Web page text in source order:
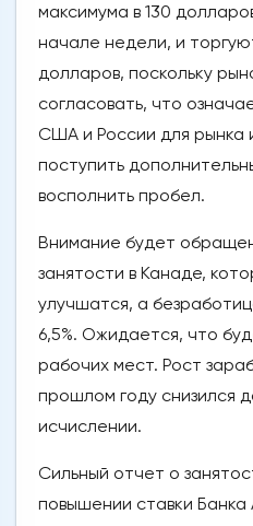
максимума в 130
начале недели, и
долларов, поскольку
согласовать, что
США и России для рынка
поступить
восполнить пробел.
Внимание будет
занятости в Канаде,
улучшатся, а
6,5%. Ожидается, что
рабочих мест. Рост
прошлом году снизился
исчислении.
Сильный отчет о
повышении ставки Банка